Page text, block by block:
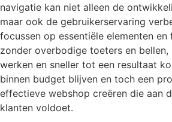
navigatie kan niet alleen de
maar ook de gebruikerservaring
focussen op essentiële elementen
zonder overbodige toeters en
werken en sneller tot een resultaat
binnen budget blijven en toch een
effectieve webshop creëren die aan
klanten voldoet.